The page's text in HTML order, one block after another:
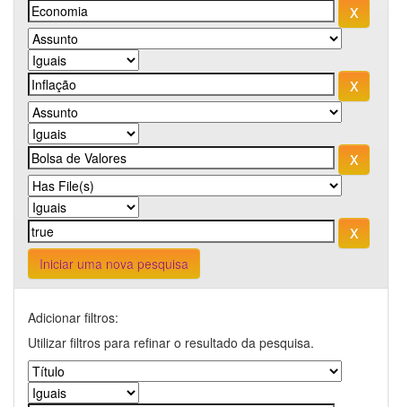
Iniciar uma nova pesquisa
Adicionar filtros:
Utilizar filtros para refinar o resultado da pesquisa.